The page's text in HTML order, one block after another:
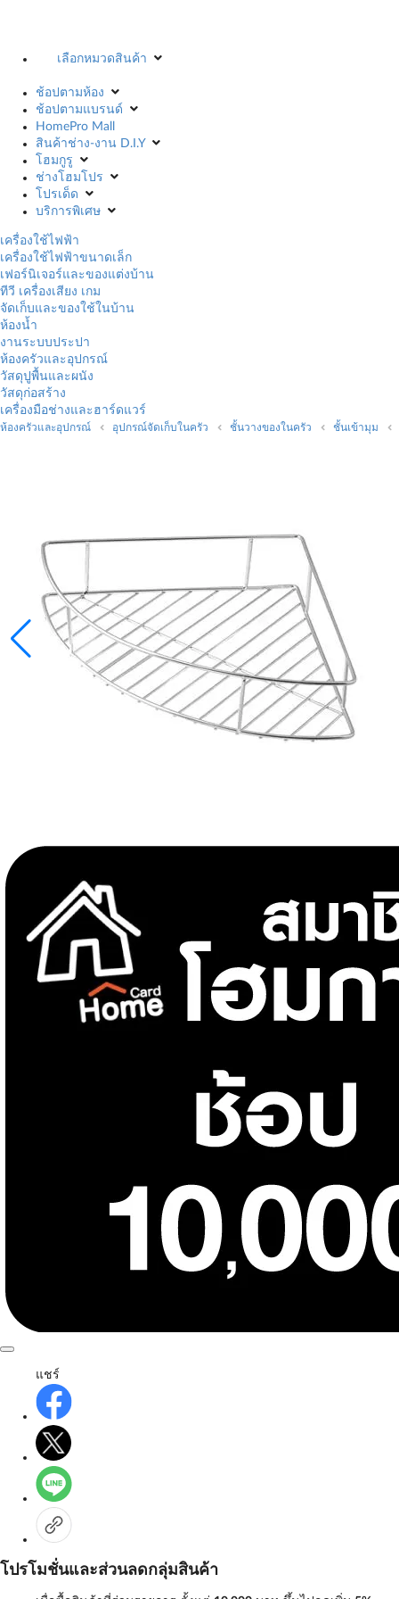
เลือกหมวดสินค้า
ช้อปตามห้อง
ช้อปตามแบรนด์
HomePro Mall
สินค้าช่าง-งาน D.I.Y
โฮมกูรู
ช่างโฮมโปร
โปรเด็ด
บริการพิเศษ
เครื่องใช้ไฟฟ้า
เครื่องใช้ไฟฟ้าขนาดเล็ก
เฟอร์นิเจอร์และของแต่งบ้าน
ทีวี เครื่องเสียง เกม
จัดเก็บและของใช้ในบ้าน
ห้องน้ำ
งานระบบประปา
ห้องครัวและอุปกรณ์
วัสดุปูพื้นและผนัง
วัสดุก่อสร้าง
เครื่องมือช่างและฮาร์ดแวร์
ห้องครัวและอุปกรณ์ อุปกรณ์จัดเก็บในครัว ชั้นวางของในครัว ชั้นเข้ามุม
แชร์
โปรโมชั่นและส่วนลดกลุ่มสินค้า